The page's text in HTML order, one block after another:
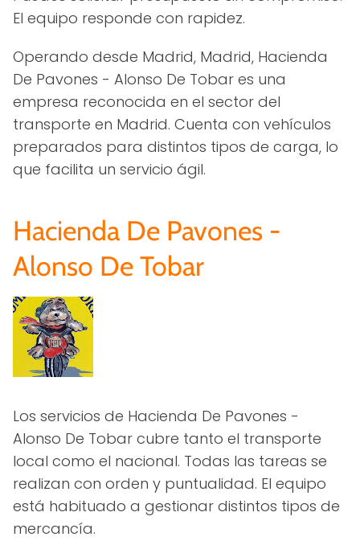
El equipo responde con rapidez.
Operando desde Madrid, Madrid, Hacienda
De Pavones - Alonso De Tobar es una
empresa reconocida en el sector del
transporte en Madrid. Cuenta con vehículos
preparados para distintos tipos de carga, lo
que facilita un servicio ágil.
Hacienda De Pavones -
Alonso De Tobar
Los servicios de Hacienda De Pavones -
Alonso De Tobar cubre tanto el transporte
local como el nacional. Todas las tareas se
realizan con orden y puntualidad. El equipo
está habituado a gestionar distintos tipos de
mercancía.